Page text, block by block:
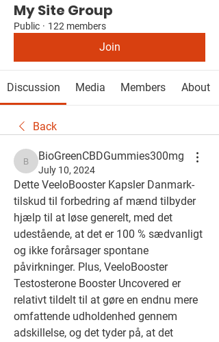
My Site Group
Public · 122 members
Join
Discussion Media Members About
Back
BioGreenCBDGummies300mg
BioGreenCBDGummies300mg
July 10, 2024
Dette VeeloBooster Kapsler Danmark-
tilskud til forbedring af mænd tilbyder
hjælp til at løse generelt, med det
udestående, at det er 100 % sædvanligt
og ikke forårsager spontane
påvirkninger. Plus, VeeloBooster
Testosterone Booster Uncovered er
relativt tildelt til at gøre en endnu mere
omfattende udholdenhed gennem
adskillelse, og det tyder på, at det